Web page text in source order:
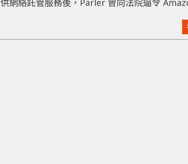
供網絡託管服務後，Parler 曾向法院逼令
發展的技術。在宣布重新上線 同時，公司內部